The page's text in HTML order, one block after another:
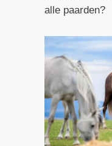
alle paarden?